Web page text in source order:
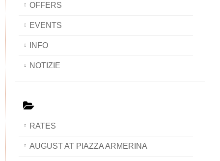
OFFERS
EVENTS
INFO
NOTIZIE
RATES
AUGUST AT PIAZZA ARMERINA